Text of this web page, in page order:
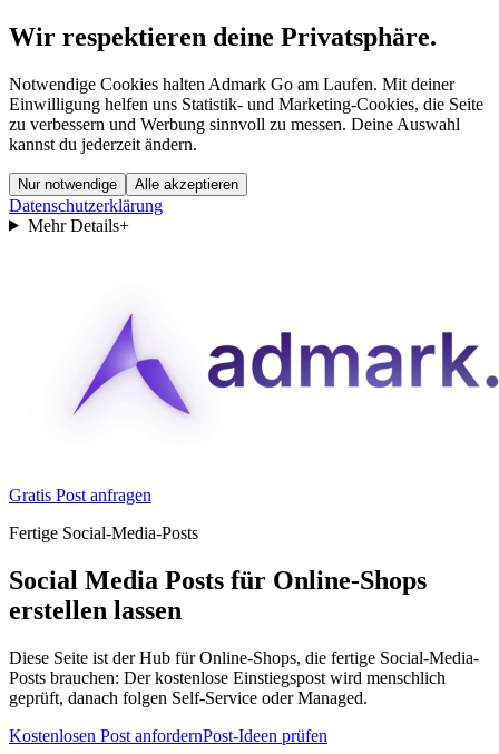
Wir respektieren deine Privatsphäre.
Notwendige Cookies halten Admark Go am Laufen. Mit deiner
Einwilligung helfen uns Statistik- und Marketing-Cookies, die Seite
zu verbessern und Werbung sinnvoll zu messen. Deine Auswahl
kannst du jederzeit ändern.
Nur notwendige Alle akzeptieren
Datenschutzerklärung
Mehr Details+
Gratis Post anfragen
Fertige Social-Media-Posts
Social Media Posts für Online-Shops
erstellen lassen
Diese Seite ist der Hub für Online-Shops, die fertige Social-Media-
Posts brauchen: Der kostenlose Einstiegspost wird menschlich
geprüft, danach folgen Self-Service oder Managed.
Kostenlosen Post anfordernPost-Ideen prüfen